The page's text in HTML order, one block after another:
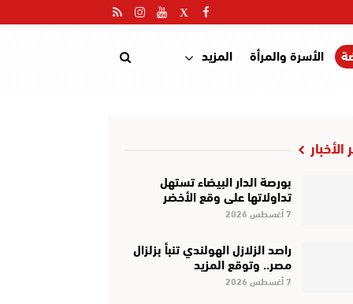
الأسرة والمرأة المزيد
الأخبار
بورصة الدار البيضاء تستهل
تداولاتها على وقع الأخضر
7 أغسطس 2026
راصد الزلازل الهولندي تنبأ بزلزال
مصر.. وتوقع المزيد
7 أغسطس 2026